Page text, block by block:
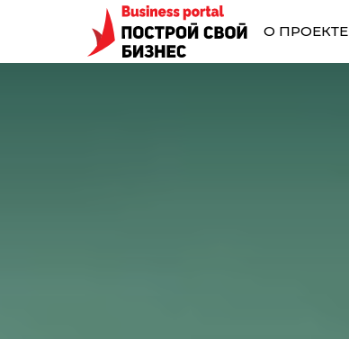
О ПРОЕКТЕ